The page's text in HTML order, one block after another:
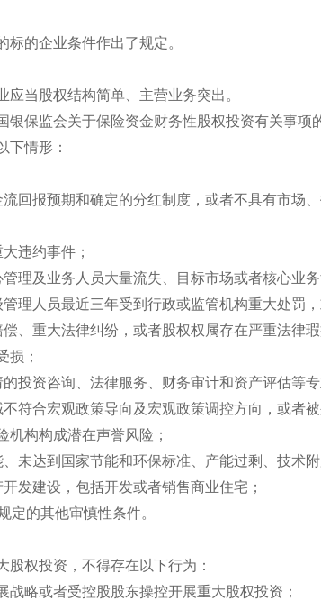
标的企业条件作出了规定。
应当股权结构简单、主营业务突出。
银保监会关于保险资金财务性股权投资有关事项
下情形：
流回报预期和确定的分红制度，或者不具有市场
违约事件；
管理及业务人员大量流失、目标市场或者核心业
管理人员最近三年受到行政或监管机构重大处罚
偿、重大法律纠纷，或者股权权属存在严重法律
损；
的投资咨询、法律服务、财务审计和资产评估等
不符合宏观政策导向及宏观政策调控方向，或者
机构构成潜在声誉风险；
、未达到国家节能和环保标准、产能过剩、技术附
开发建设，包括开发或者销售商业住宅；
定的其他审慎性条件。
股权投资，不得存在以下行为：
战略或者受控股股东操控开展重大股权投资；